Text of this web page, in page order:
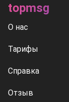
topmsg
О нас
Тарифы
Справка
Отзыв